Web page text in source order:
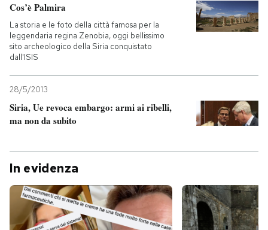
Cos’è Palmira
La storia e le foto della città famosa per la
leggendaria regina Zenobia, oggi bellissimo
sito archeologico della Siria conquistato
dall'ISIS
28/5/2013
Siria, Ue revoca embargo: armi ai ribelli,
ma non da subito
In evidenza